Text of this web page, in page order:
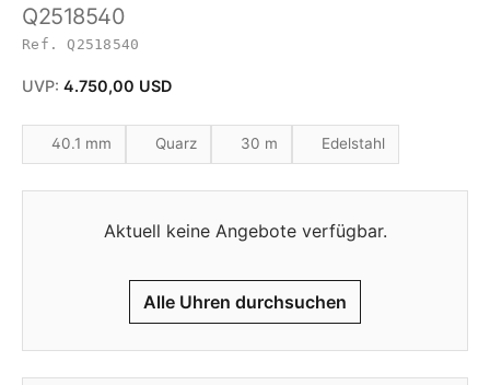
Q2518540
Ref. Q2518540
UVP: 4.750,00 USD
40.1 mm Quarz 30 m Edelstahl
Aktuell keine Angebote verfügbar.
Alle Uhren durchsuchen